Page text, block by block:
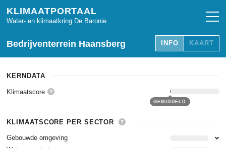
KLIMAATPORTAAL
Water- en klimaatkring De Baronie
Bedrijventerrein Haansberg INFO KAART
KERNDATA
Klimaatscore
GEMIDDELD
KLIMAATSCORE PER SECTOR
Gebouwde omgeving